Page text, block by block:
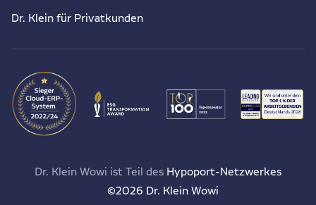
Dr. Klein für Privatkunden
Dr. Klein Wowi ist Teil des Hypoport-Netzwerkes
©2026 Dr. Klein Wowi